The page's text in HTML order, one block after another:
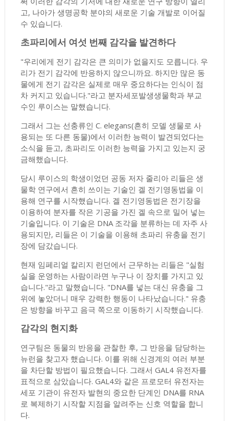
고, 나아가 생명공학 분야의 새로운 기술 개발로 이어질
수 있습니다.
초파리에서 여섯 번째 감각을 발견하다
"우리에게 전기 감각은 큰 의미가 없을지도 모릅니다. 우
리가 전기 감각에 반응하지 않으니까요. 하지만 많은 동
물에게 전기 감각은 실제로 매우 중요하다는 인식이 점
차 커지고 있습니다."라고 분자세포발생생물학과 부교
수인 루이스는 말했습니다.
그래서 그는 선충류인 C. elegans(흔히 모델 생물로 사
용되는 또 다른 동물)에서 이러한 능력이 발견되었다는
소식을 듣고, 초파리도 이러한 능력을 가지고 있는지 궁
금해했습니다.
당시 루이스의 학생이었던 공동 저자 줄리아 리들은 생
물학 연구에서 흔히 쓰이는 기술인 겔 전기영동법을 이
용해 연구를 시작했습니다. 겔 전기영동법은 전기장을
이용하여 분자를 작은 기공을 가진 겔 속으로 밀어 넣는
기술입니다. 이 기술은 DNA 조각을 분류하는 데 자주 사
용되지만, 리들은 이 기술을 이용해 초파리 유충을 전기
장에 담갔습니다.
현재 임페리얼 칼리지 런던에서 근무하는 리들은 "실험
실을 운영하는 사람이라면 누구나 이 장치를 가지고 있
습니다."라고 말했습니다. "DNA를 넣는 대신 유충을 그
위에 놓았더니 매우 강력한 행동이 나타났습니다." 유충
은 방향을 바꾸고 음극 쪽으로 이동하기 시작했습니다.
감각의 현지화
연구팀은 동물의 반응을 관찰한 후, 그 반응을 담당하는
뉴런을 찾고자 했습니다. 이를 위해 신경계의 여러 부분
을 차단할 방법이 필요했습니다. 그래서 GAL4 유전자를
표적으로 삼았습니다. GAL4와 같은 프로모터 유전자는
세포 기관이 유전자 발현의 중요한 단계인 DNA를 RNA
로 복제하기 시작할 지점을 알려주는 신호 역할을 합니
다.